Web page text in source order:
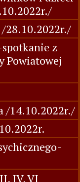
/28.10.2022r./
z
Powiatowej
/14.10.2022r./
IV, VI